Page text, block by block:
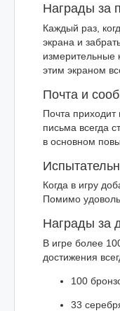
Награды за
Каждый раз,
экрана и
измерительные
этим экраном
Почта и
Почта
письма всегда
в основном
Когда в игру
Помимо
Награды за
В игре более
достижения
100
33